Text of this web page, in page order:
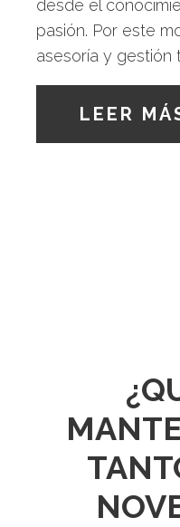
desde el
pasión. Por este
asesoría y gestión
LEER